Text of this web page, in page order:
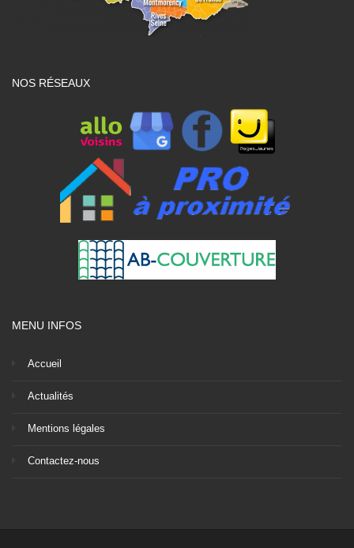
NOS RÉSEAUX
MENU INFOS
Accueil
Actualités
Mentions légales
Contactez-nous